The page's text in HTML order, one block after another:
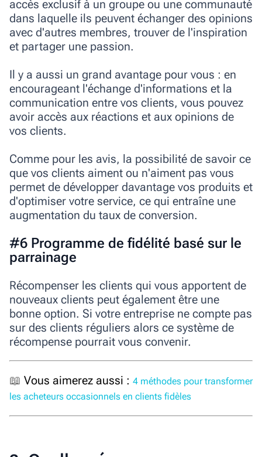
accès exclusif à un groupe ou une communauté
dans laquelle ils peuvent échanger des opinions
avec d'autres membres, trouver de l'inspiration
et partager une passion.
Il y a aussi un grand avantage pour vous : en
encourageant l'échange d'informations et la
communication entre vos clients, vous pouvez
avoir accès aux réactions et aux opinions de
vos clients.
Comme pour les avis, la possibilité de savoir ce
que vos clients aiment ou n'aiment pas vous
permet de développer davantage vos produits et
d'optimiser votre service, ce qui entraîne une
augmentation du taux de conversion.
#6 Programme de fidélité basé sur le
parrainage
Récompenser les clients qui vous apportent de
nouveaux clients peut également être une
bonne option. Si votre entreprise ne compte pas
sur des clients réguliers alors ce système de
récompense pourrait vous convenir.
📖 Vous aimerez aussi : 4 méthodes pour transformer
les acheteurs occasionnels en clients fidèles